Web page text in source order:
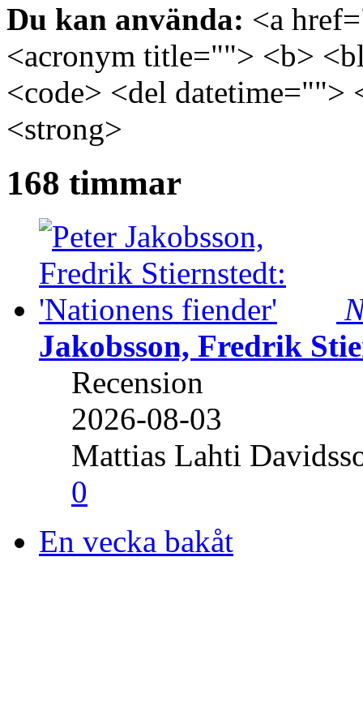
Du kan använda: <a
<acronym title=""> <b>
<code> <del
<strong>
168 timmar
Jakobsson, Fredrik
Recension
2026-08-03
Mattias Lahti
0
En vecka bakåt